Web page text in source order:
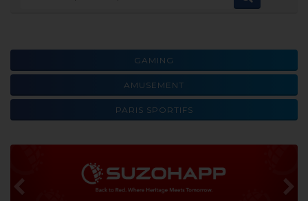
GAMING
AMUSEMENT
PARIS SPORTIFS
Previous